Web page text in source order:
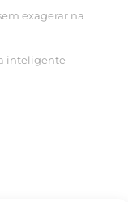
exagerar na
inteligente